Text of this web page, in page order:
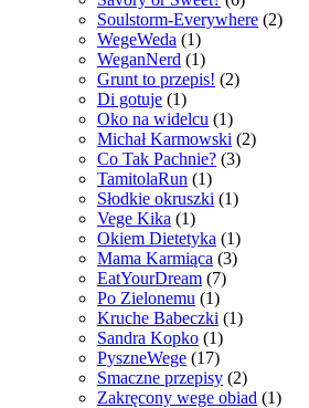
Soulstorm-Everywhere (2)
WegeWeda (1)
WeganNerd (1)
Grunt to przepis! (2)
Di gotuje (1)
Oko na widelcu (1)
Michał Karmowski (2)
Co Tak Pachnie? (3)
TamitolaRun (1)
Słodkie okruszki (1)
Vege Kika (1)
Okiem Dietetyka (1)
Mama Karmiąca (3)
EatYourDream (7)
Po Zielonemu (1)
Kruche Babeczki (1)
Sandra Kopko (1)
PyszneWege (17)
Smaczne przepisy (2)
Zakręcony wege obiad (1)